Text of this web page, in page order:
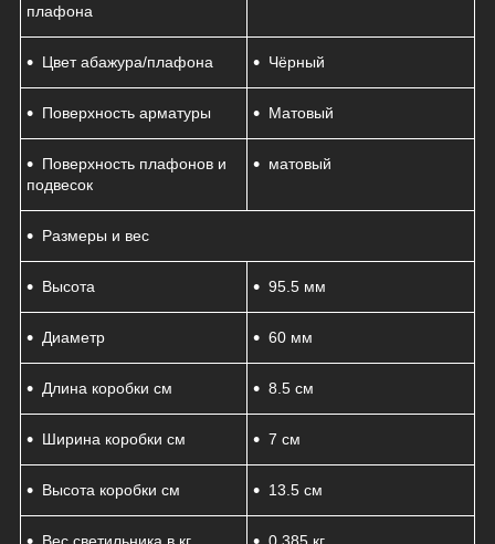
плафона
Цвет абажура/плафона Чёрный
Поверхность арматуры Матовый
Поверхность плафонов и
подвесок
матовый
Размеры и вес
Высота 95.5 мм
Диаметр 60 мм
Длина коробки см 8.5 см
Ширина коробки см 7 см
Высота коробки см 13.5 см
Вес светильника в кг 0.385 кг